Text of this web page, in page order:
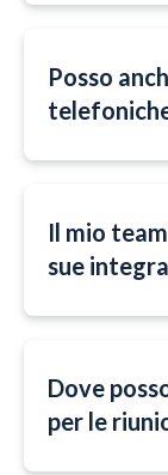
Posso
Il mio
sue
Dove
per le